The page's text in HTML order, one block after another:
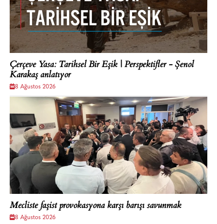
Çerçeve Yasa: Tarihsel Bir Eşik | Perspektifler - Şenol
Karakaş anlatıyor
8 Ağustos 2026
Mecliste faşist provokasyona karşı barışı savunmak
8 Ağustos 2026